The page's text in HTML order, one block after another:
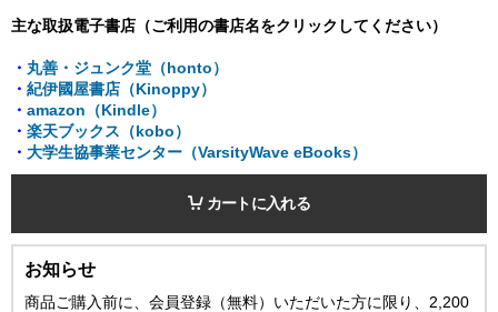
主な取扱電子書店（ご利用の書店名をクリックしてください）
・ 丸善・ジュンク堂（honto）
・ 紀伊國屋書店（Kinoppy）
・ amazon（Kindle）
・ 楽天ブックス（kobo）
・ 大学生協事業センター（VarsityWave eBooks）
カートに入れる
お知らせ
商品ご購入前に、会員登録（無料）いただいた方に限り、2,200